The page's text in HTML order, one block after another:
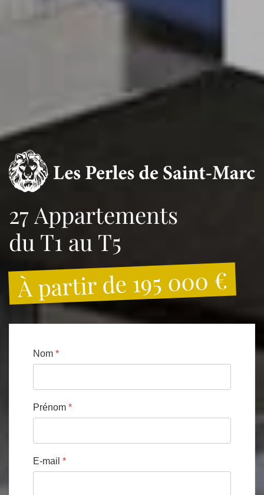
27 Appartements
du T1 au T5
À partir de 195 000 €
Nom *
Prénom *
E-mail *